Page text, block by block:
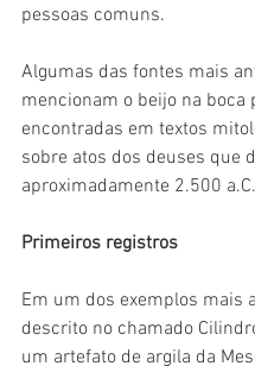
pessoas comuns.
Algumas das fontes mais
mencionam o beijo na boca
encontradas em textos
sobre atos dos deuses que
aproximadamente 2.500
Primeiros registros
Em um dos exemplos mais
descrito no chamado
um artefato de argila da